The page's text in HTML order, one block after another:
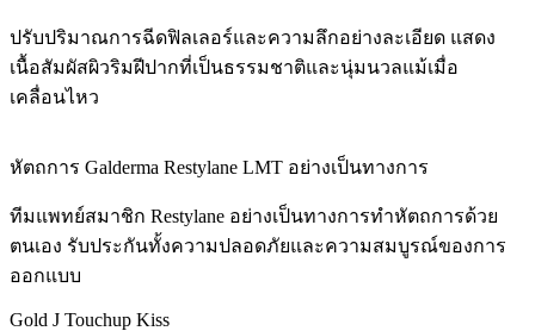
ปรับปริมาณการฉีดฟิลเลอร์และความลึกอย่างละเอียด แสดง
เนื้อสัมผัสผิวริมฝีปากที่เป็นธรรมชาติและนุ่มนวลแม้เมื่อ
เคลื่อนไหว
หัตถการ Galderma Restylane LMT อย่างเป็นทางการ
ทีมแพทย์สมาชิก Restylane อย่างเป็นทางการทำหัตถการด้วย
ตนเอง รับประกันทั้งความปลอดภัยและความสมบูรณ์ของการ
ออกแบบ
Gold J Touchup Kiss